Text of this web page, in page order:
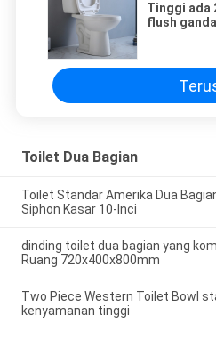
Tinggi ada
flush
Toilet Dua Bagian
Toilet Standar Amerika Dua
Siphon Kasar 10-Inci
dinding toilet dua bagian yang
Ruang 720x400x800mm
Two Piece Western Toilet Bowl
kenyamanan tinggi